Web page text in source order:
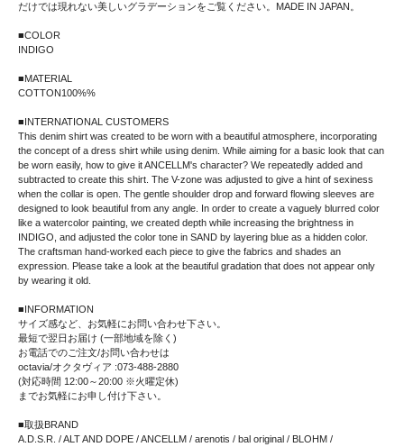
だけでは現れない美しいグラデーションをご覧ください。MADE IN JAPAN。
■COLOR
INDIGO
■MATERIAL
COTTON100%%
■INTERNATIONAL CUSTOMERS
This denim shirt was created to be worn with a beautiful atmosphere, incorporating
the concept of a dress shirt while using denim. While aiming for a basic look that can
be worn easily, how to give it ANCELLM's character? We repeatedly added and
subtracted to create this shirt. The V-zone was adjusted to give a hint of sexiness
when the collar is open. The gentle shoulder drop and forward flowing sleeves are
designed to look beautiful from any angle. In order to create a vaguely blurred color
like a watercolor painting, we created depth while increasing the brightness in
INDIGO, and adjusted the color tone in SAND by layering blue as a hidden color.
The craftsman hand-worked each piece to give the fabrics and shades an
expression. Please take a look at the beautiful gradation that does not appear only
by wearing it old.
■INFORMATION
サイズ感など、お気軽にお問い合わせ下さい。
最短で翌日お届け (一部地域を除く)
お電話でのご注文/お問い合わせは
octavia/オクタヴィア :073-488-2880
(対応時間 12:00～20:00 ※火曜定休)
までお気軽にお申し付け下さい。
■取扱BRAND
A.D.S.R. / ALT AND DOPE / ANCELLM / arenotis / bal original / BLOHM /